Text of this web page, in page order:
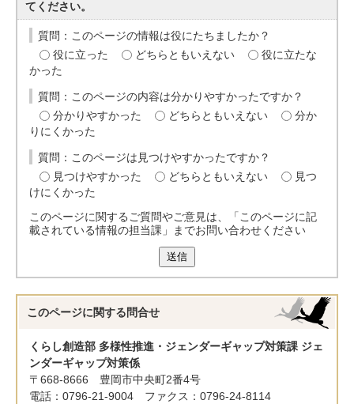
てください。
質問：このページの情報は役にたちましたか？
役に立った
どちらともいえない
役に立たな
かった
質問：このページの内容は分かりやすかったですか？
分かりやすかった
どちらともいえない
分か
りにくかった
質問：このページは見つけやすかったですか？
見つけやすかった
どちらともいえない
見つ
けにくかった
このページに関するご質問やご意見は、「このページに記
載されている情報の担当課」までお問い合わせください
送信
このページに関する 問合せ
くらし創造部 多様性推進・ジェンダーギャップ対策課 ジェ
ンダーギャップ対策係
〒668-8666 豊岡市中央町2番4号
電話：0796-21-9004 ファクス：0796-24-8114